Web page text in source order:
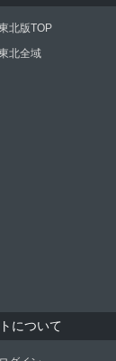
北版TOP
北全域
について